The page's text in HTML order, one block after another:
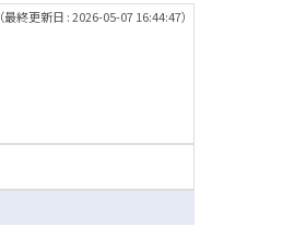
（最終更新日 : 2026-05-07 16:44:47）